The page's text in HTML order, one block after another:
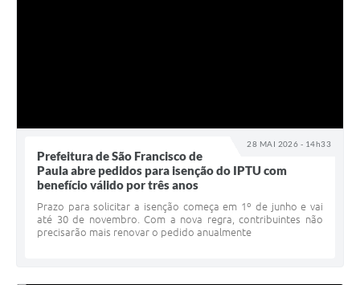
28 MAI 2026 - 14h33
Prefeitura de São Francisco de
Paula abre pedidos para isenção do IPTU com
benefício válido por três anos
Prazo para solicitar a isenção começa em 1º de junho e vai
até 30 de novembro. Com a nova regra, contribuintes não
precisarão mais renovar o pedido anualmente